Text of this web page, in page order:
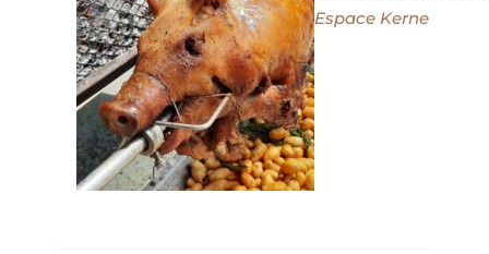
Espace Kerne